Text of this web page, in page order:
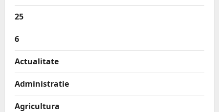
25
6
Actualitate
Administratie
Agricultura